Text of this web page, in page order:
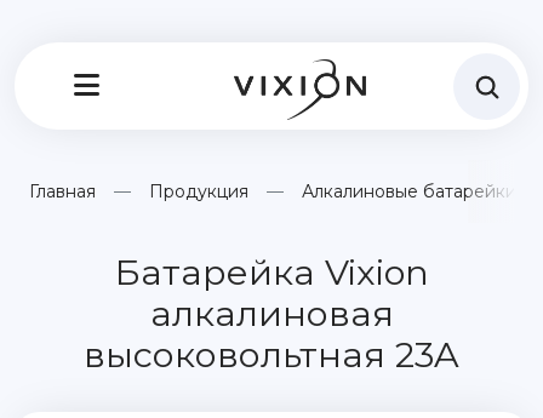
Главная Продукция Алкалиновые батарейки
Батарейка Vixion
алкалиновая
высоковольтная 23A